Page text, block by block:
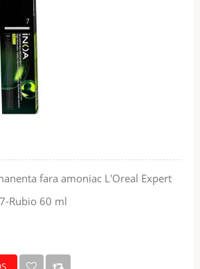
fara amoniac L'Oreal Expert
Rubio 60 ml